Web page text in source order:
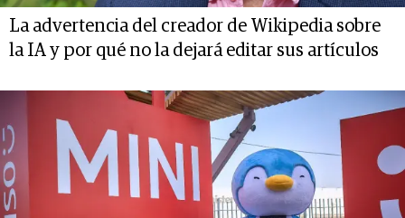
La advertencia del creador de Wikipedia sobre
la IA y por qué no la dejará editar sus artículos